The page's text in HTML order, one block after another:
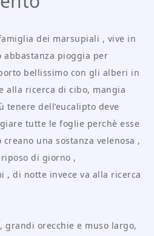
dei marsupiali , vive in
pioggia per
bellissimo con gli alberi in
alla ricerca di cibo, mangia
dell’eucalipto deve
tutte le foglie perchè esse
una sostanza velenosa ,
di giorno ,
, di notte invece va alla ricerca
grandi orecchie e muso largo,